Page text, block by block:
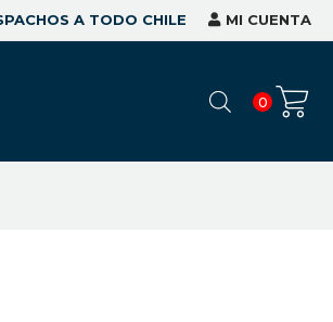
A TODO CHILE MI CUENTA
0